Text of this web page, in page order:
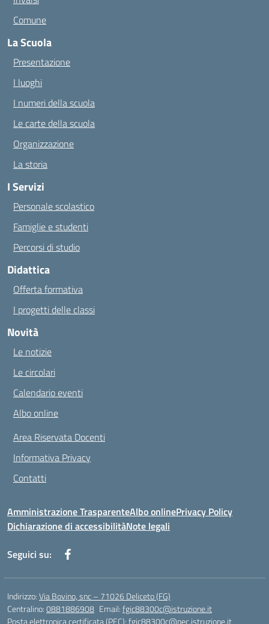
Comune
La Scuola
Presentazione
I luoghi
I numeri della scuola
Le carte della scuola
Organizzazione
La storia
I Servizi
Personale scolastico
Famiglie e studenti
Percorsi di studio
Didattica
Offerta formativa
I progetti delle classi
Novità
Le notizie
Le circolari
Calendario eventi
Albo online
Area Riservata Docenti
Informativa Privacy
Contatti
Amministrazione TrasparenteAlbo onlinePrivacy Policy
Dichiarazione di accessibilitàNote legali
Seguici su:
Indirizzo:Via Bovino, snc – 71026 Deliceto (FG)
Centralino:0881886908 Email:fgic88300c@istruzione.it
Posta elettronica certificata (PEC):fgic88300c@pec.istruzione.it